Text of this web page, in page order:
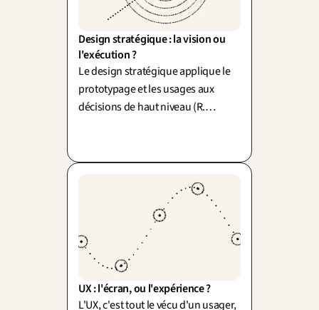
Design stratégique : la vision ou
l'exécution ?
Le design stratégique applique le
prototypage et les usages aux
décisions de haut niveau (R.
qu'on peut tester.
UX : l'écran, ou l'expérience ?
L'UX, c'est tout le vécu d'un usager,